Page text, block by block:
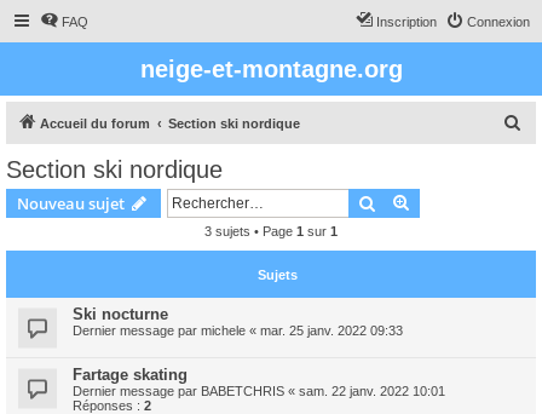
FAQ Connexion
Inscription
neige-et-montagne.org
Accueil du forum Section ski nordique
c
Section ski nordique
Nouveau sujet Rechercher
3 sujets • Page 1 sur 1
Sujets
Ski nocturne
Dernier message par michele « mar. 25 janv. 2022 09:33
Fartage skating
Dernier message par BABETCHRIS « sam. 22 janv. 2022 10:01
Réponses : 2